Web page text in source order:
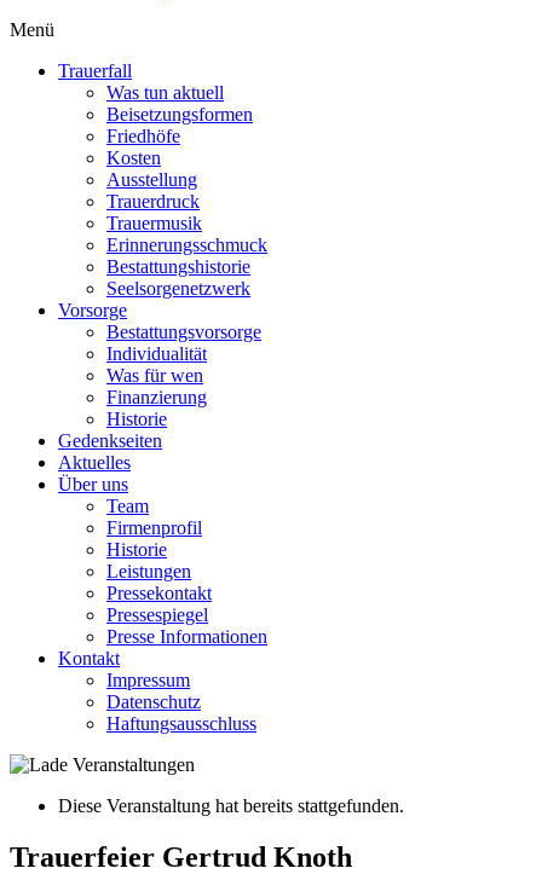
Menü
Trauerfall
Was tun aktuell
Beisetzungsformen
Friedhöfe
Kosten
Ausstellung
Trauerdruck
Trauermusik
Erinnerungsschmuck
Bestattungshistorie
Seelsorgenetzwerk
Vorsorge
Bestattungsvorsorge
Individualität
Was für wen
Finanzierung
Historie
Gedenkseiten
Aktuelles
Über uns
Team
Firmenprofil
Historie
Leistungen
Pressekontakt
Pressespiegel
Presse Informationen
Kontakt
Impressum
Datenschutz
Haftungsausschluss
Diese Veranstaltung hat bereits stattgefunden.
Trauerfeier Gertrud Knoth